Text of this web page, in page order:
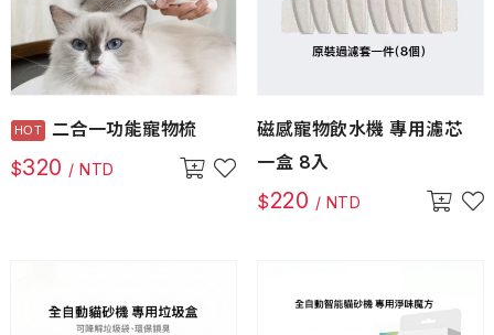
二合一功能寵物梳
$320 / NTD
磁感寵物飲水機 專用濾芯
一盒 8入
$220 / NTD